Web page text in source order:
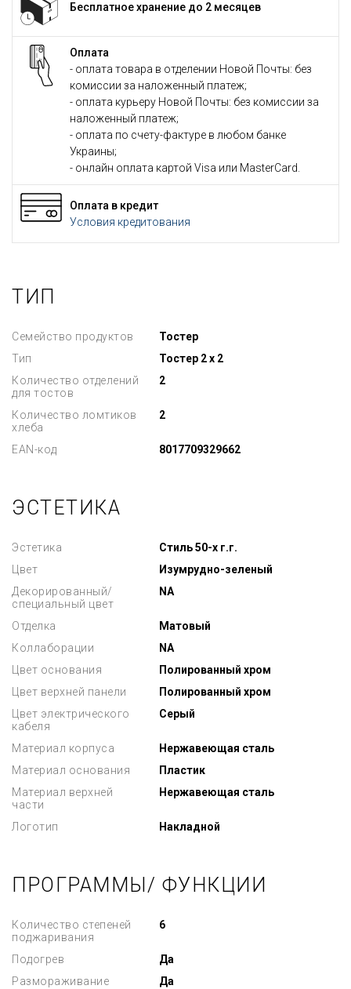
Бесплатное хранение до 2 месяцев
Оплата
- оплата товара в отделении Новой Почты: без
комиссии за наложенный платеж;
- оплата курьеру Новой Почты: без комиссии за
наложенный платеж;
- оплата по счету-фактуре в любом банке
Украины;
- онлайн оплата картой Visa или MasterCard.
Оплата в кредит
Условия кредитования
ТИП
Семейство продуктов
Тостер
Тип
Тостер 2 х 2
Количество отделений
для тостов
2
Количество ломтиков
хлеба
2
EAN-код 8017709329662
ЭСТЕТИКА
Эстетика
Стиль 50-х г.г.
Цвет
Изумрудно-зеленый
Декорированный/
специальный цвет
NA
Отделка
Матовый
Коллаборации
NA
Цвет основания
Полированный хром
Цвет верхней панели
Полированный хром
Цвет электрического
кабеля
Серый
Материал корпуса
Нержавеющая сталь
Материал основания
Пластик
Материал верхней
части
Нержавеющая сталь
Логотип Накладной
ПРОГРАММЫ/ ФУНКЦИИ
Количество степеней
поджаривания
6
Подогрев
Да
Размораживание
Да